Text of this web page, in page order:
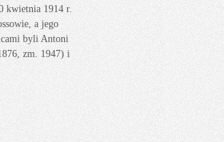
kwietnia 1914 r.
a jego
byli Antoni
zm. 1947) i